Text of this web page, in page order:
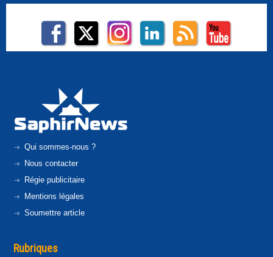
Qui sommes-nous ?
Nous contacter
Régie publicitaire
Mentions légales
Soumettre article
Rubriques